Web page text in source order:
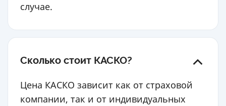
случае.
Сколько стоит КАСКО?
Цена КАСКО зависит как от страховой
компании, так и от индивидуальных